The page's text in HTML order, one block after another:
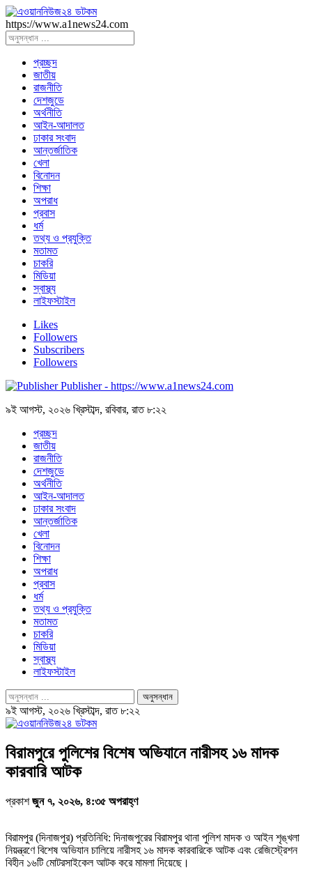
https://www.a1news24.com
প্রচ্ছদ
জাতীয়
রাজনীতি
দেশজুডে
অর্থনীতি
আইন-আদালত
ঢাকার সংবাদ
আন্তর্জাতিক
খেলা
বিনোদন
শিক্ষা
অপরাধ
প্রবাস
ধর্ম
তথ্য ও প্রযুক্তি
মতামত
চাকরি
মিডিয়া
স্বাস্থ্য
লাইফস্টাইল
Likes
Followers
Subscribers
Followers
Publisher - https://www.a1news24.com
৯ই আগস্ট, ২০২৬ খ্রিস্টাব্দ, রবিবার, রাত ৮:২২
প্রচ্ছদ
জাতীয়
রাজনীতি
দেশজুডে
অর্থনীতি
আইন-আদালত
ঢাকার সংবাদ
আন্তর্জাতিক
খেলা
বিনোদন
শিক্ষা
অপরাধ
প্রবাস
ধর্ম
তথ্য ও প্রযুক্তি
মতামত
চাকরি
মিডিয়া
স্বাস্থ্য
লাইফস্টাইল
৯ই আগস্ট, ২০২৬ খ্রিস্টাব্দ, রাত ৮:২২
বিরামপুরে পুলিশের বিশেষ অভিযানে নারীসহ ১৬ মাদক
কারবারি আটক
প্রকাশজুন ৭, ২০২৬, ৪:৩৫ অপরাহ্ণ
বিরামপুর (দিনাজপুর) প্রতিনিধি: দিনাজপুরের বিরামপুর থানা পুলিশ মাদক ও আইন শৃঙ্খলা
নিয়ন্ত্রণে বিশেষ অভিযান চালিয়ে নারীসহ ১৬ মাদক কারবারিকে আটক এবং রেজিস্ট্রেশন
বিহীন ১৬টি মোটরসাইকেল আটক করে মামলা দিয়েছে।